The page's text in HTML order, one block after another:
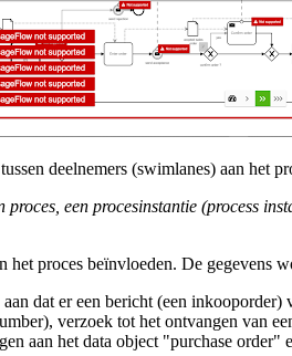
deelnemers (swimlanes) aan het
een procesinstantie (process
proces beïnvloeden. De
dat er een bericht (een
verzoek tot het ontvangen van
aan het data object "purchase